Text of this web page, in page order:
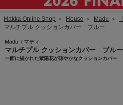
Hakka Online Shop ＞ House ＞ Madu ＞
マルチプル クッションカバー ブルー
Madu / マディ
マルチプル クッションカバー ブルー
一面に描かれた紫陽花が涼やかなクッションカバー